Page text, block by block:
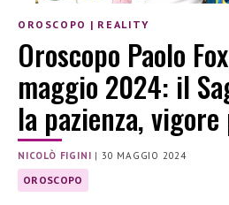
OROSCOPO | REALITY
Oroscopo Paolo
maggio 2024: il
la pazienza,
NICOLÒ FIGINI | 30 MAGGIO 2024
OROSCOPO